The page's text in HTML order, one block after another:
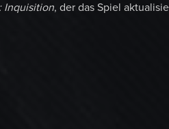
Inquisition, der das Spiel